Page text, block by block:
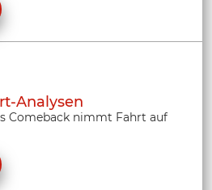
Analysen
Comeback nimmt Fahrt auf